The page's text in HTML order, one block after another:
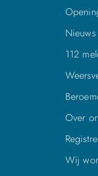
Nieuws
112
Over
Wij